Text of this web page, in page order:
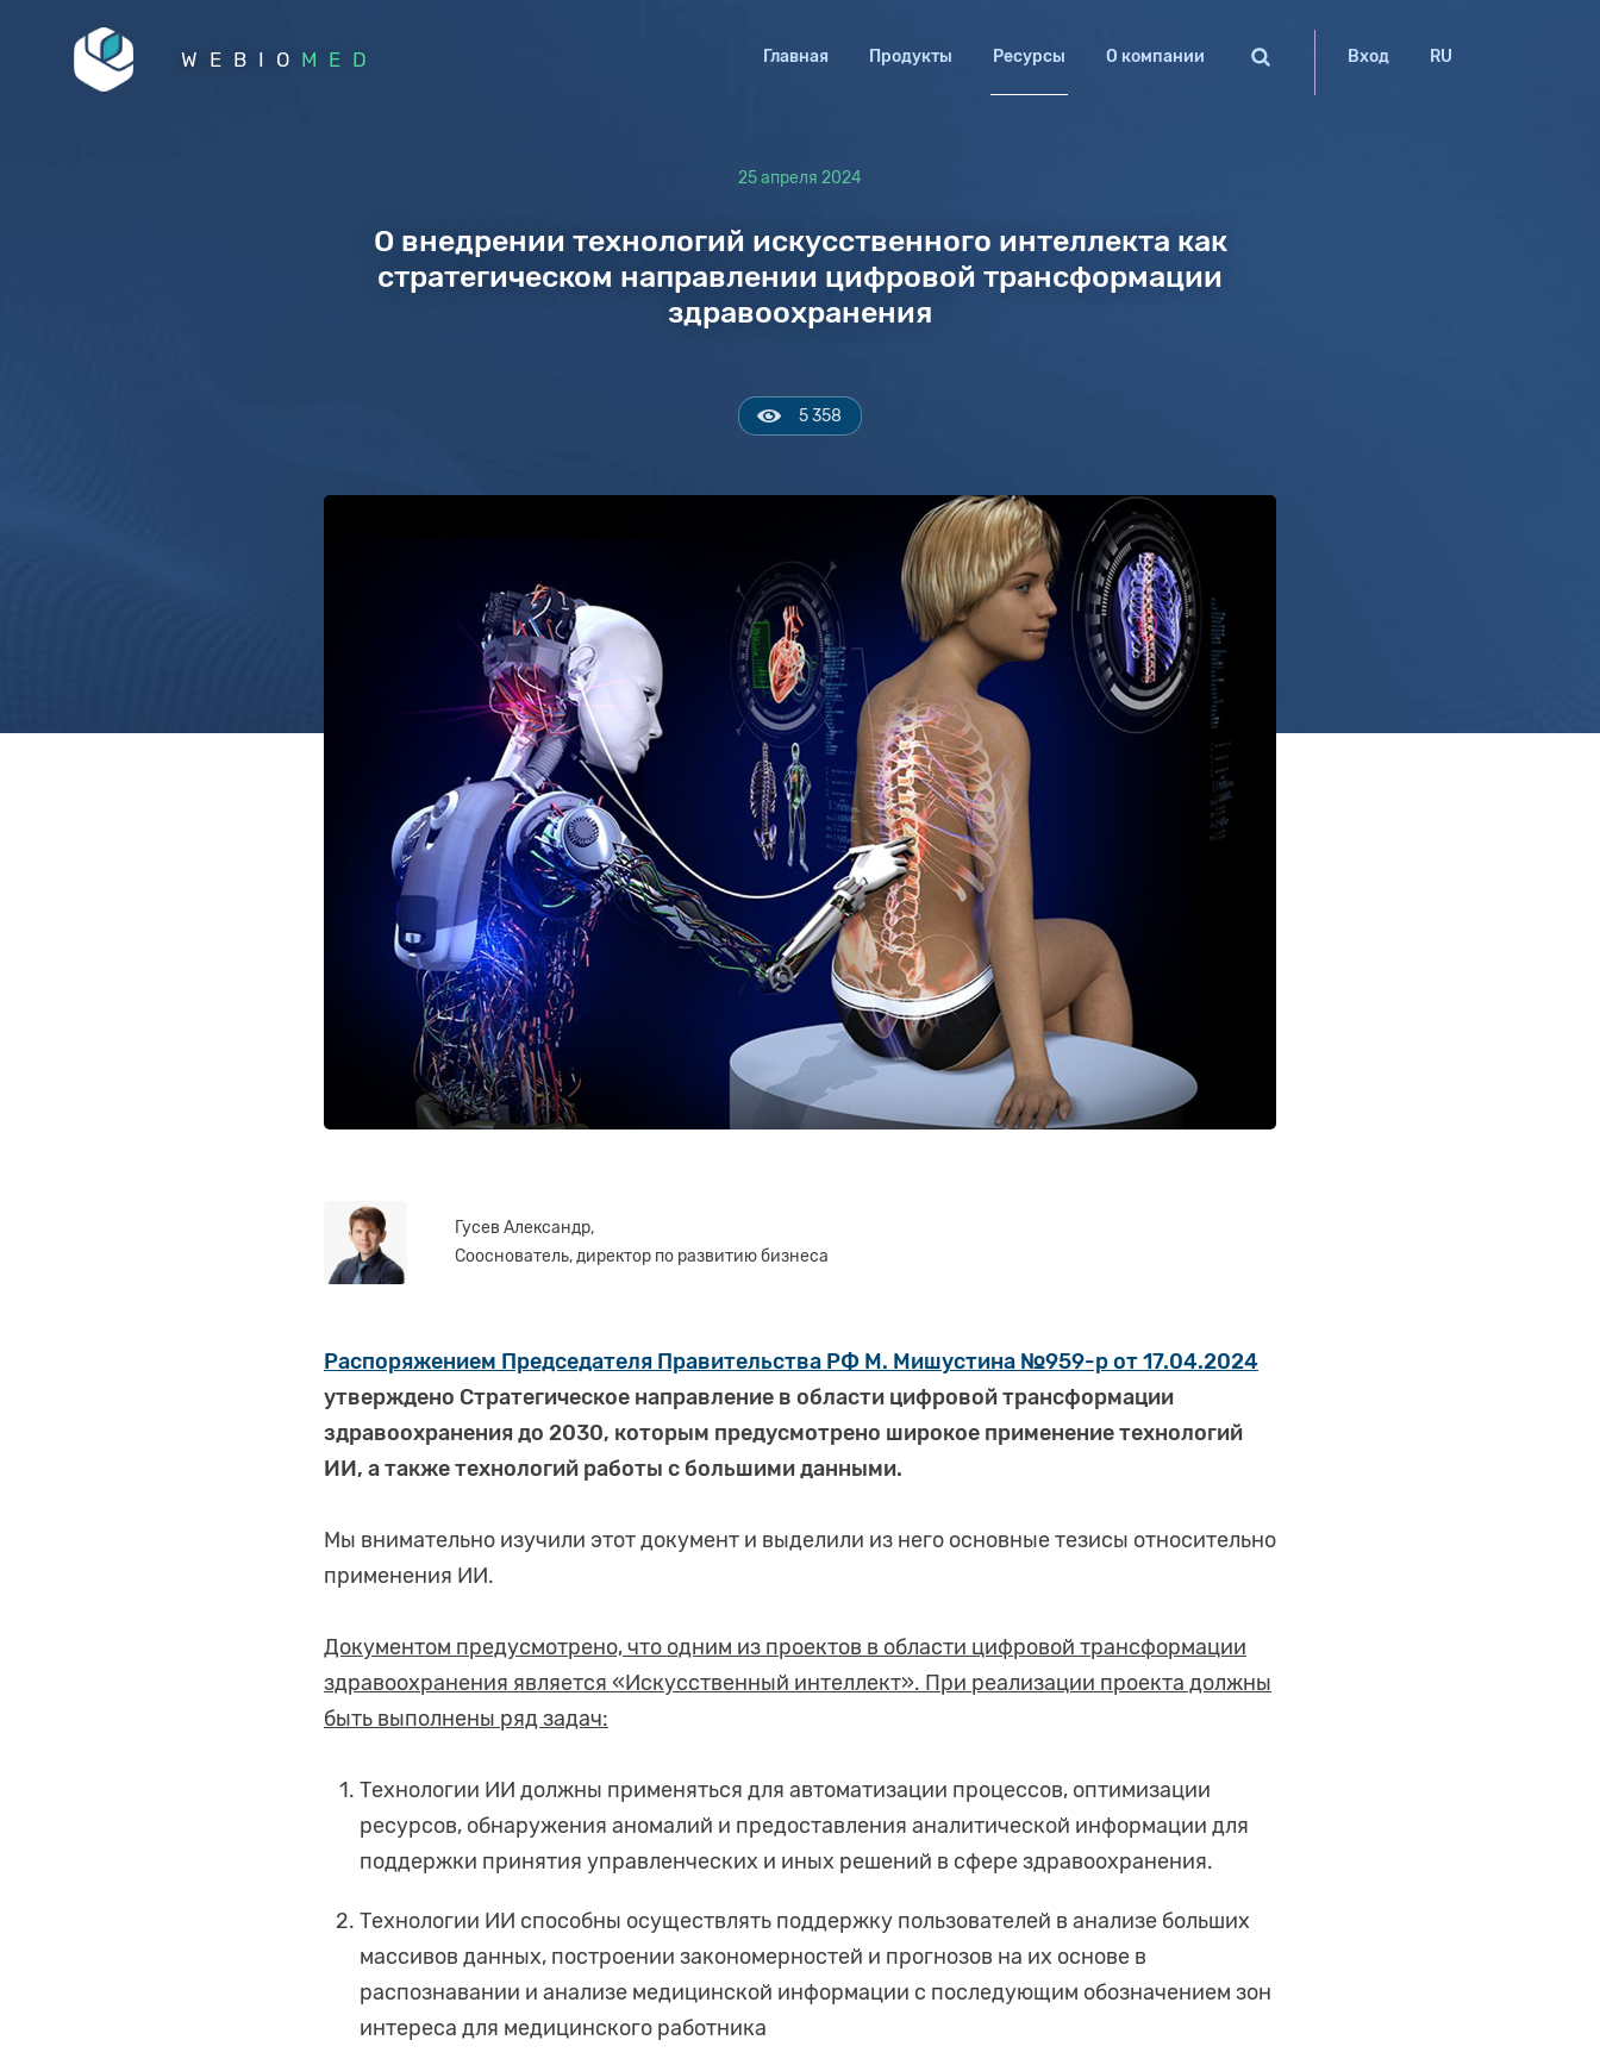
WEBIO MED Главная Продукты Ресурсы О компании Вход RU
25 апреля 2024
О внедрении технологий искусственного интеллекта как
стратегическом направлении цифровой трансформации
здравоохранения
5 358
Гусев Александр,
Сооснователь, директор по развитию бизнеса
Распоряжением Председателя Правительства РФ М. Мишустина №959-р от 17.04.2024
утверждено Стратегическое направление в области цифровой трансформации
здравоохранения до 2030, которым предусмотрено широкое применение технологий
ИИ, а также технологий работы с большими данными.
Мы внимательно изучили этот документ и выделили из него основные тезисы относительно
применения ИИ.
Документом предусмотрено, что одним из проектов в области цифровой трансформации
здравоохранения является «Искусственный интеллект». При реализации проекта должны
быть выполнены ряд задач:
Технологии ИИ должны применяться для автоматизации процессов, оптимизации
ресурсов, обнаружения аномалий и предоставления аналитической информации для
поддержки принятия управленческих и иных решений в сфере здравоохранения.
Технологии ИИ способны осуществлять поддержку пользователей в анализе больших
массивов данных, построении закономерностей и прогнозов на их основе в
распознавании и анализе медицинской информации с последующим обозначением зон
интереса для медицинского работника